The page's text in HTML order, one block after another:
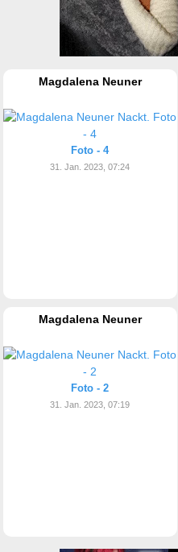
Magdalena Neuner
Foto - 4
31. Jan. 2023, 07:24
Magdalena Neuner
Foto - 2
31. Jan. 2023, 07:19